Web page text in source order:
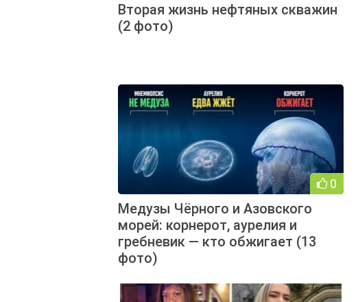
Вторая жизнь нефтяных скважин
(2 фото)
0
Медузы Чёрного и Азовского
морей: корнерот, аурелия и
гребневик — кто обжигает (13
фото)